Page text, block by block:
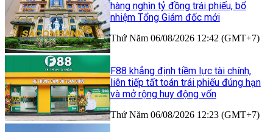
hàng nghìn tỷ đồng trái phiếu, bổ
nhiệm Tổng Giám đốc mới
Thứ Năm 06/08/2026 12:42 (GMT+7)
F88 khẳng định tiềm lực tài chính,
liên tiếp tất toán trái phiếu đúng hạn
và mở rộng huy động vốn
Thứ Năm 06/08/2026 12:23 (GMT+7)